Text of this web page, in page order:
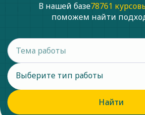
В нашей базе78761
поможем найти
Выберите тип работы
Найти